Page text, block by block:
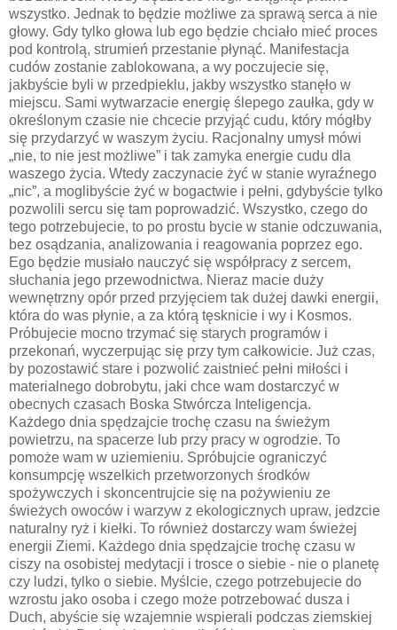
wszystko. Jednak to będzie możliwe za sprawą serca a nie
głowy. Gdy tylko głowa lub ego będzie chciało mieć proces
pod kontrolą, strumień przestanie płynąć. Manifestacja
cudów zostanie zablokowana, a wy poczujecie się,
jakbyście byli w przedpieklu, jakby wszystko stanęło w
miejscu. Sami wytwarzacie energię ślepego zaułka, gdy w
określonym czasie nie chcecie przyjąć cudu, który mógłby
się przydarzyć w waszym życiu. Racjonalny umysł mówi
„nie, to nie jest możliwe” i tak zamyka energie cudu dla
waszego życia. Wtedy zaczynacie żyć w stanie wyraźnego
„nic”, a moglibyście żyć w bogactwie i pełni, gdybyście tylko
pozwolili sercu się tam poprowadzić. Wszystko, czego do
tego potrzebujecie, to po prostu bycie w stanie odczuwania,
bez osądzania, analizowania i reagowania poprzez ego.
Ego będzie musiało nauczyć się współpracy z sercem,
słuchania jego przewodnictwa. Nieraz macie duży
wewnętrzny opór przed przyjęciem tak dużej dawki energii,
która do was płynie, a za którą tęsknicie i wy i Kosmos.
Próbujecie mocno trzymać się starych programów i
przekonań, wyczerpując się przy tym całkowicie. Już czas,
by pozostawić stare i pozwolić zaistnieć pełni miłości i
materialnego dobrobytu, jaki chce wam dostarczyć w
obecnych czasach Boska Stwórcza Inteligencja.
Każdego dnia spędzajcie trochę czasu na świeżym
powietrzu, na spacerze lub przy pracy w ogrodzie. To
pomoże wam w uziemieniu. Spróbujcie ograniczyć
konsumpcję wszelkich przetworzonych środków
spożywczych i skoncentrujcie się na pożywieniu ze
świeżych owoców i warzyw z ekologicznych upraw, jedzcie
naturalny ryż i kiełki. To również dostarczy wam świeżej
energii Ziemi. Każdego dnia spędzajcie trochę czasu w
ciszy na osobistej medytacji i trosce o siebie - nie o planetę
czy ludzi, tylko o siebie. Myślcie, czego potrzebujecie do
wzrostu jako osoba i czego może potrzebować dusza i
Duch, abyście się wzajemnie wspierali podczas ziemskiej